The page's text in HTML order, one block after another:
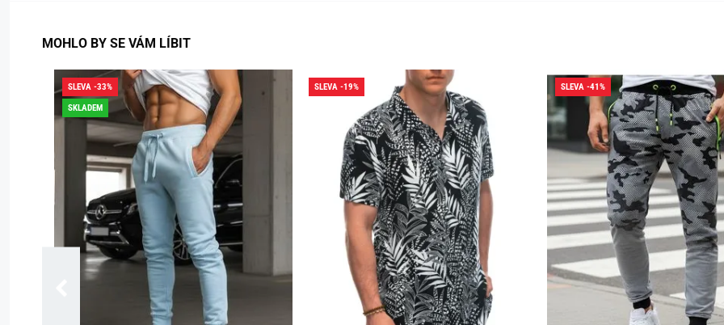
MOHLO BY SE VÁM LÍBIT
SLEVA -33%
SKLADEM
SLEVA -19% SLEVA -41%